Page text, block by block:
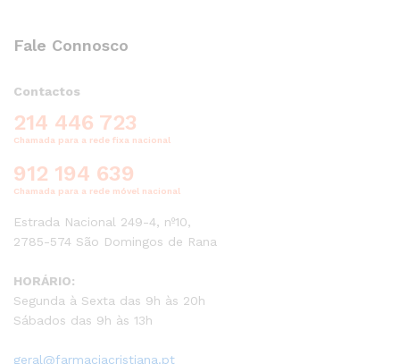
Fale Connosco
Contactos
214 446 723
Chamada para a rede fixa nacional
912 194 639
Chamada para a rede móvel nacional
Estrada Nacional 249-4, nº10,
2785-574 São Domingos de Rana
HORÁRIO:
Segunda à Sexta das 9h às 20h
Sábados das 9h às 13h
geral@farmaciacristiana.pt